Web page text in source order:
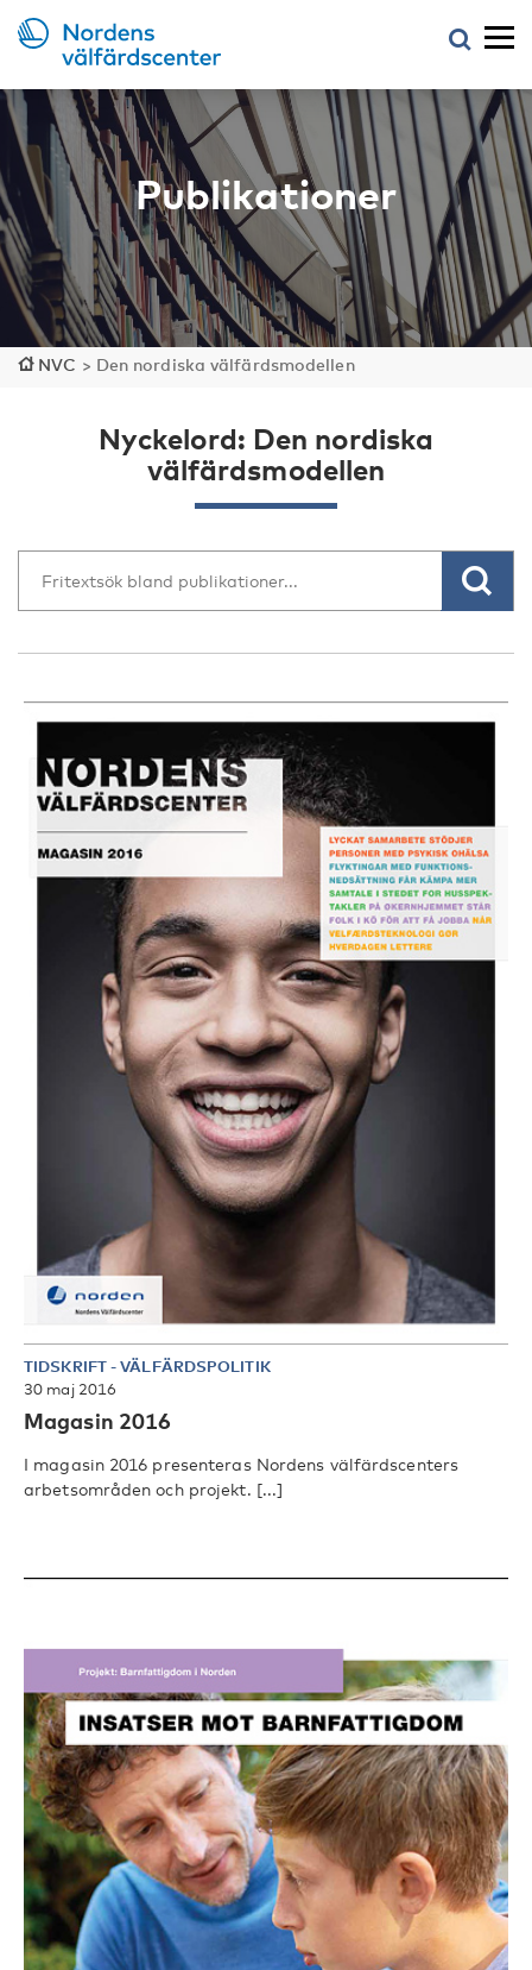
Publikationer
NVC > Den nordiska välfärdsmodellen
Nyckelord: Den nordiska
välfärdsmodellen
TIDSKRIFT-VÄLFÄRDSPOLITIK
30 maj 2016
Magasin 2016
I magasin 2016 presenteras Nordens välfärdscenters
arbetsområden och projekt. [...]